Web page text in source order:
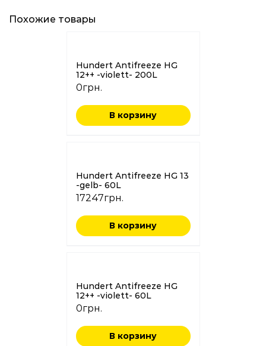
Похожие товары
Hundert Antifreeze HG
12++ -violett- 200L
0грн.
В корзину
Hundert Antifreeze HG 13
-gelb- 60L
17247грн.
В корзину
Hundert Antifreeze HG
12++ -violett- 60L
0грн.
В корзину